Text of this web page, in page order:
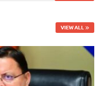
ने भारतीय एआई स्टार्टअप्स
पंखुड़ी पोर्टल का शुभारंभ,जानें क्या
Adhar: ग्राम पंचायतों में भी बनेगा
VIEW ALL